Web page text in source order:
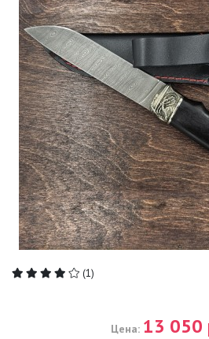
(1)
Цена: 13 050